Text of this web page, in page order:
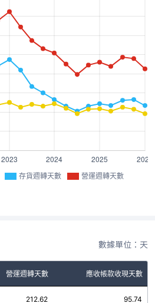
存貨週轉天數 營運週轉天數
數據單位：天
營運週轉天數 應收帳款收現天數
212.62 95.74